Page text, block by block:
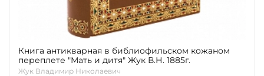
Книга антикварная в библиофильском кожаном
переплете "Мать и дитя" Жук В.Н. 1885г.
Жук Владимир Николаевич